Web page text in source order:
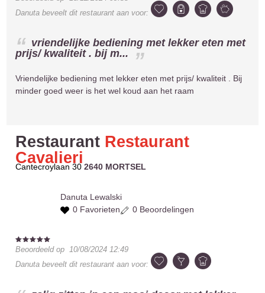
Danuta beveelt dit restaurant aan voor:
vriendelijke bediening met lekker eten met
prijs/ kwaliteit . bij m...
Vriendelijke bediening met lekker eten met prijs/ kwaliteit . Bij
minder goed weer is het wel koud aan het raam
Restaurant Restaurant
Cavalieri
Cantecroylaan 302640 MORTSEL
Danuta Lewalski
0 Favorieten
0 Beoordelingen
Beoordeeld op10/08/2024 12:49
Danuta beveelt dit restaurant aan voor: